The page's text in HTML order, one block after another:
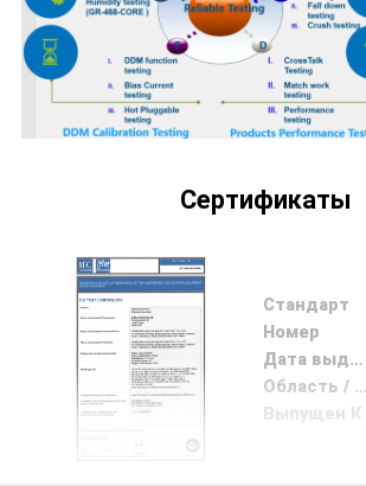
НАМИ
НОВОСТИ
ЗАПРОСИТЕ
ЦИТАТУ
КАРТА
САЙТА
Сертификаты
Стандарт
Номер
Дата выдачи
Область / Диапазон
Выпущен К